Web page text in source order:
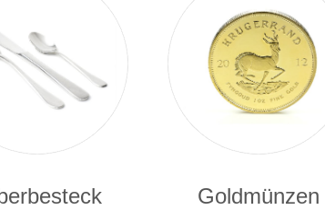
Goldmünzen